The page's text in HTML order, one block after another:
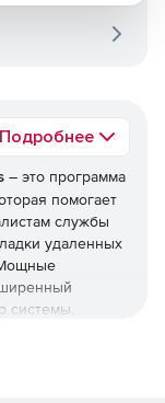
Подробнее
– это программа
помогает
службы
удаленных
системы,